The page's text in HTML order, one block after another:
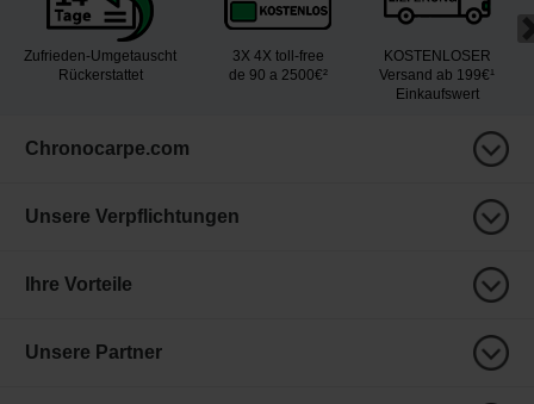
Zufrieden-Umgetauscht
Rückerstattet
3X 4X toll-free
de 90 a 2500€²
KOSTENLOSER
Versand ab 199€¹
Einkaufswert
Chronocarpe.com
Unsere Verpflichtungen
Ihre Vorteile
Unsere Partner